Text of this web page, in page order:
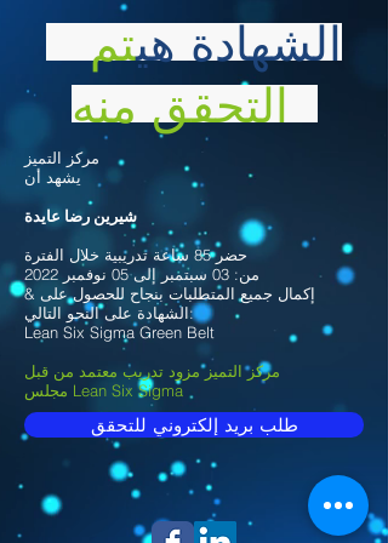
الشهادة هيتم
مركز التميز
يشهد أن
شيرين رضا عايدة
حضر 85 ساعة تدريبية خلال الفترة
من: 03 سبتمبر إلى 05 نوفمبر 2022
& إكمال جميع المتطلبات بنجاح للحصول على
الشهادة على النحو التالي:
Lean Six Sigma Green Belt
مركز التميز مزود تدريب معتمد من قبل
مجلس Lean Six Sigma
طلب بريد إلكتروني للتحقق